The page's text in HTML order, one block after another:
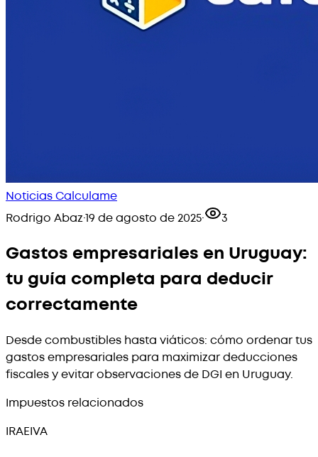
Noticias Calculame
Rodrigo Abaz·19 de agosto de 2025· 3
Gastos empresariales en Uruguay:
tu guía completa para deducir
correctamente
Desde combustibles hasta viáticos: cómo ordenar tus
gastos empresariales para maximizar deducciones
fiscales y evitar observaciones de DGI en Uruguay.
Impuestos relacionados
IRAEIVA